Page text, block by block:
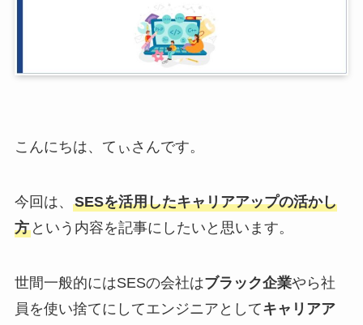
こんにちは、てぃさんです。
今回は、 SESを活用したキャリアアップの活かし
方という内容を記事にしたいと思います。
世間一般的にはSESの会社はブラック企業やら社
員を使い捨てにしてエンジニアとしてキャリアア